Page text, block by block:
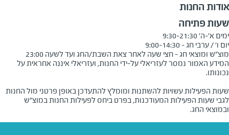
אודות החנות
שעות פתיחה
מוצ"ש ומוצאי חג - חצי שעה לאחר צאת השבת/החג ועד לשעה 23:00
המידע האמור נמסר לעזריאלי על-ידי החנות, ועזריאלי איננה אחראית על
שעות הפעילות עשויות להשתנות ומומלץ להתעדכן באופן פרטני מול החנות
לגבי שעות הפעילות המעודכנות, בפרט ביחס לפעילות החנות במוצ"ש
ובמוצאי החג.